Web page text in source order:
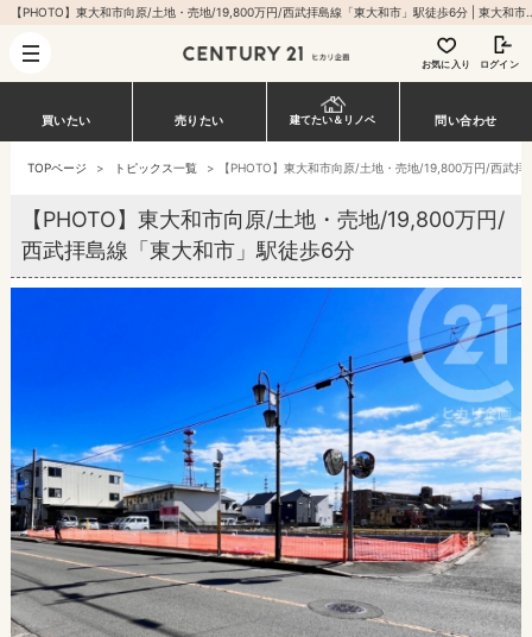
【PHOTO】東大和市向原/土地・売地/19,800万円/西武拝島線「東大和市」駅徒
お気に入り ログイン
買いたい 売りたい 建てたい＆リノベ 問い合わせ
TOPページ > トピックス一覧 > 【PHOTO】東大和市向原/土地・売地/19,800万円/西武拝
【PHOTO】東大和市向原/土地・売地/19,800万円/
西武拝島線「東大和市」駅徒歩6分